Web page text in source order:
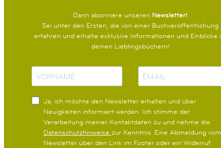
Dann abonniere unseren Newsletter!
Sei unter den Ersten, die von einer Buchveröffentlichung
erfahren und erhalte exklusive Informationen und Einblicke
deinen Lieblingsbüchern!
N
m
e
E
M
l
Ja, ich möchte den Newsletter erhalten und über
Neuigkeiten informiert werden. Ich stimme der
Verarbeitung meiner Kontaktdaten zu und nehme die
Datenschutzhinweise zur Kenntnis. Eine Abmeldung vom
Newsletter über den Link im Footer oder ein Widerruf